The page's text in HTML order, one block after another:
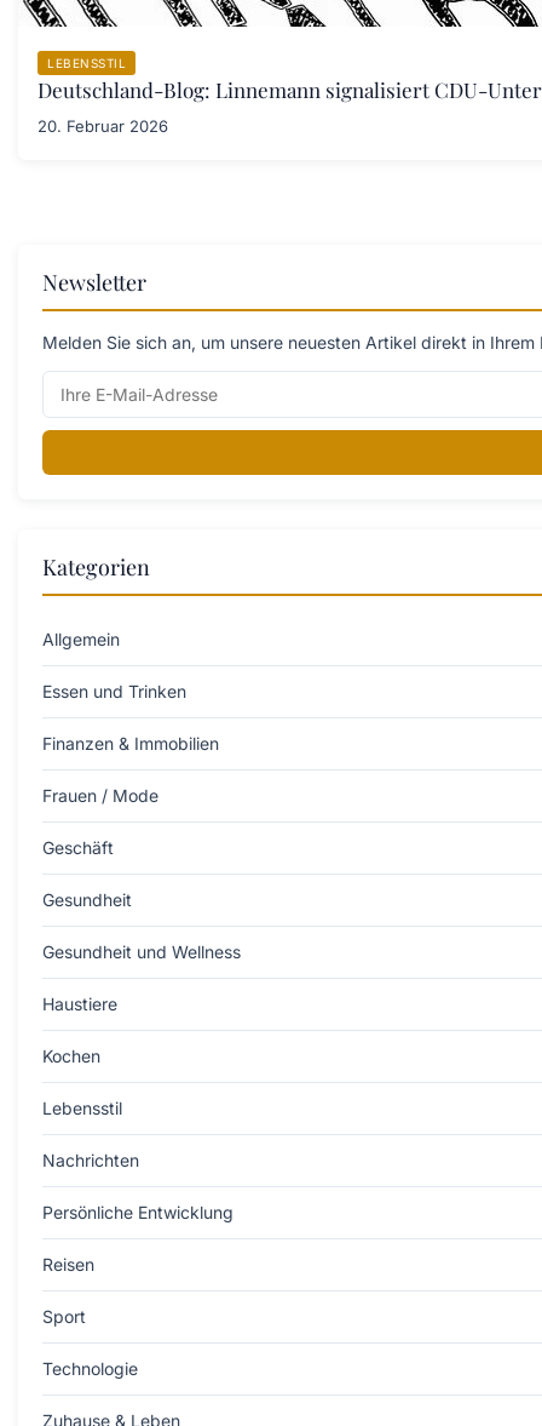
LEBENSSTIL
Deutschland-Blog: Linnemann signalisiert CDU-
20. Februar 2026
Newsletter
Melden Sie sich an, um unsere neuesten Artikel direkt in
Kategorien
Allgemein
Essen und Trinken
Finanzen & Immobilien
Frauen / Mode
Geschäft
Gesundheit
Gesundheit und Wellness
Haustiere
Kochen
Lebensstil
Nachrichten
Persönliche Entwicklung
Reisen
Sport
Technologie
Zuhause & Leben